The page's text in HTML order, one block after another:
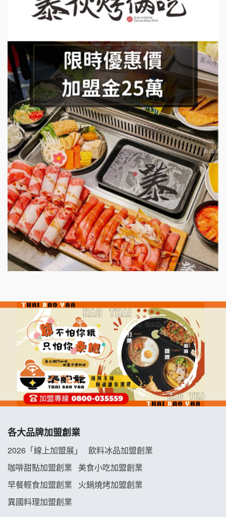
上宇林加盟說明會
莫尼早餐Morni加盟說明會
手作功夫茶加盟說明會
SHARE TEA歇腳亭加盟說明會
潮味決-湯滷專門店加盟說明會
鬍子茶加盟說明會
鮮茶道加盟說明會
微風亭鐵板燒加盟說明會
漫步藍咖啡加盟說明會
明石章魚燒加盟說明會
出櫃加盟說明會
七盞茶加盟說明會
拉亞漢堡加盟說明會
杜芳子古味茶鋪加盟說明會
優握握×酸奶大獅加盟說明會
阿性情趣無人販售所加盟明會
龍涎居好湯加盟說明會
各大品牌加盟創業
2026「線上加盟展」
飲料冰品加盟創業
咖啡甜點加盟創業
美食小吃加盟創業
早餐輕食加盟創業
火鍋燒烤加盟創業
異國料理加盟創業